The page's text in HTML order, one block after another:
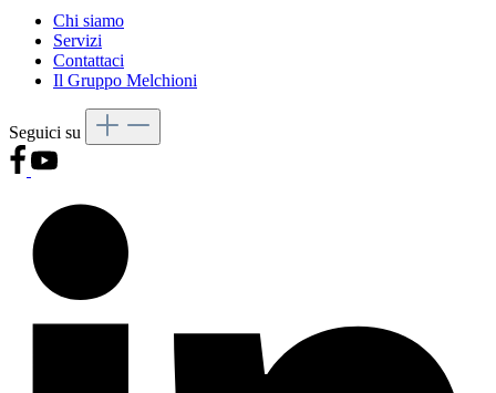
Chi siamo
Servizi
Contattaci
Il Gruppo Melchioni
Seguici su